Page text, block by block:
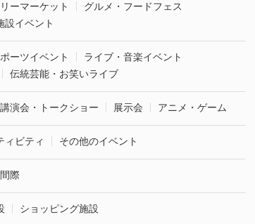
ーマーケット
グルメ・フードフェス
設イベント
ーツイベント
ライブ・音楽イベント
伝統芸能・お笑いライブ
講演会・トークショー 展示会 アニメ・ゲーム
ィビティ その他のイベント
際
ショッピング施設